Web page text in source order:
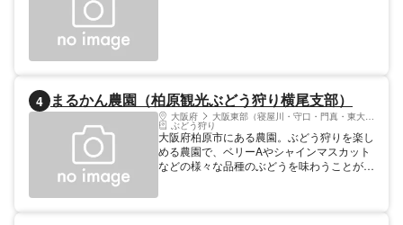
4 まるかん農園（柏原観光ぶどう狩り横尾支部）
大阪府 大阪東部（寝屋川・守口・門真・東大阪）
ぶどう狩り
大阪府柏原市にある農園。ぶどう狩りを楽し
める農園で、ベリーAやシャインマスカット
などの様々な品種のぶどうを味わうことがで